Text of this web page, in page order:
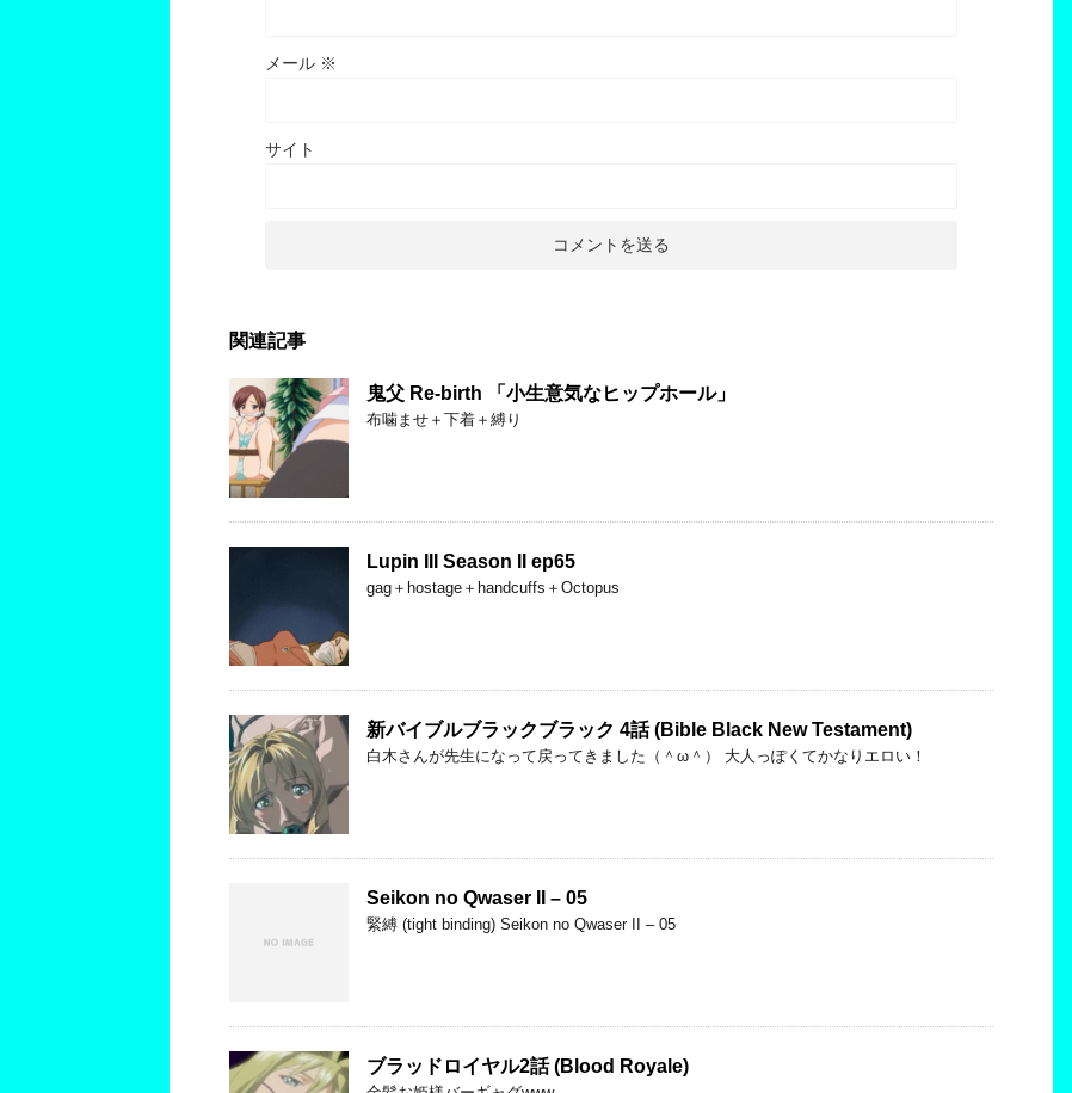
メール ※
サイト
関連記事
鬼父 Re-birth 「小生意気なヒップホール」
布噛ませ＋下着＋縛り
Lupin III Season II ep65
gag＋hostage＋handcuffs＋Octopus
新バイブルブラックブラック 4話 (Bible Black New Testament)
白木さんが先生になって戻ってきました（＾ω＾） 大人っぽくてかなりエロい！
Seikon no Qwaser II – 05
緊縛 (tight binding) Seikon no Qwaser II – 05
ブラッドロイヤル2話 (Blood Royale)